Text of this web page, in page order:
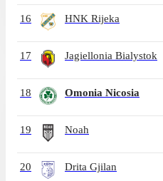
16 HNK Rijeka
17 Jagiellonia Bialystok
18 Omonia Nicosia
19 Noah
20 Drita Gjilan